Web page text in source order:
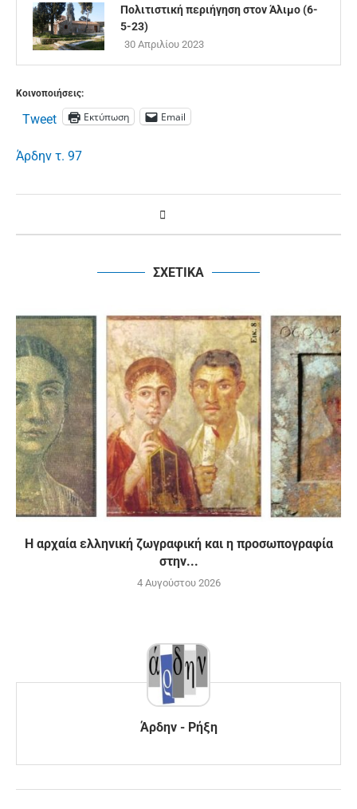
Πολιτιστική περιήγηση στον Άλιμο (6-
5-23)
30 Απριλίου 2023
Κοινοποιήσεις:
Tweet Εκτύπωση Email
Άρδην τ. 97
ΣΧΕΤΙΚΑ
H αρχαία ελληνική ζωγραφική και η προσωπογραφία
στην...
4 Αυγούστου 2026
Άρδην - Ρήξη